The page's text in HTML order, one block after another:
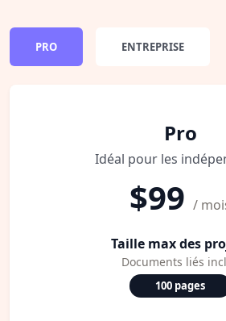
PRO ENTREPRISE
Pro
Idéal pour les
$99 /
Taille max des
Documents liés
100 pages